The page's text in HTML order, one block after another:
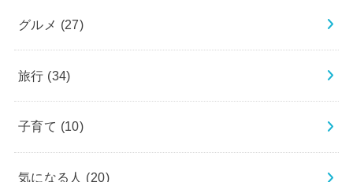
グルメ (27)
旅行 (34)
子育て (10)
気になる人 (20)